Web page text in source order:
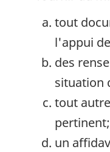
tout
l'appui
des
situation
tout
pertinent;
un